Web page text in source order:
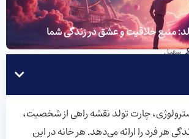
منبع خلاقیت و عشق در زندگی شما
سهیل
چارت تولد نقشه راهی از شخصیت،
هر فرد را ارائه می‌دهد. هر خانه در این